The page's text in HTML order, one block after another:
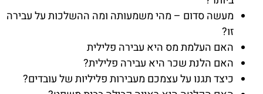
מעשה סדום – מהי משמעותה ומה ההשלכות על עבירה
זו?
האם העלמת מס היא עבירה פלילית
האם הלנת שכר היא עבירה פלילית?
כיצד תגנו על עצמכם מעבירות פליליות של עובדים?